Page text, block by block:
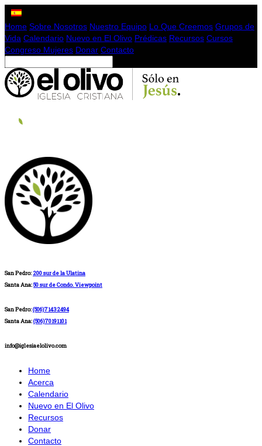
Home Sobre Nosotros Nuestro Equipo Lo Que Creemos Grupos de
Vida Calendario Nuevo en El Olivo Prédicas Recursos Cursos
Congreso Mujeres Donar Contacto
San Pedro: 200 sur de la Ulatina
Santa Ana:50 sur de Condo. Viewpoint
San Pedro:(506)71432494
Santa Ana:(506)70191101
info@iglesiaelolivo.com
Home
Acerca
Calendario
Nuevo en El Olivo
Recursos
Donar
Contacto